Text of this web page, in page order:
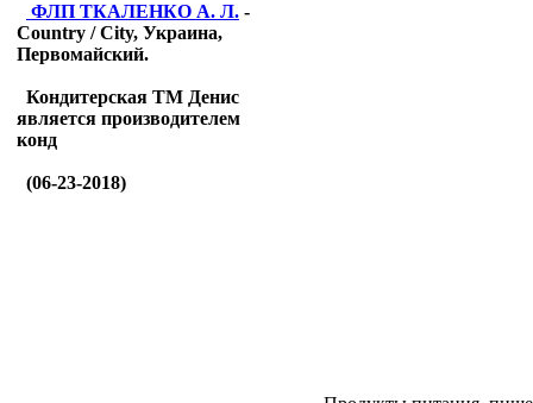
ФЛП ТКАЛЕНКО А. Л. -
Country / City, Украина,
Первомайский.
Кондитерская ТМ Денис
является производителем
конд
(06-23-2018)